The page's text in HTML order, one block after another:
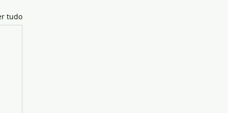
tudo